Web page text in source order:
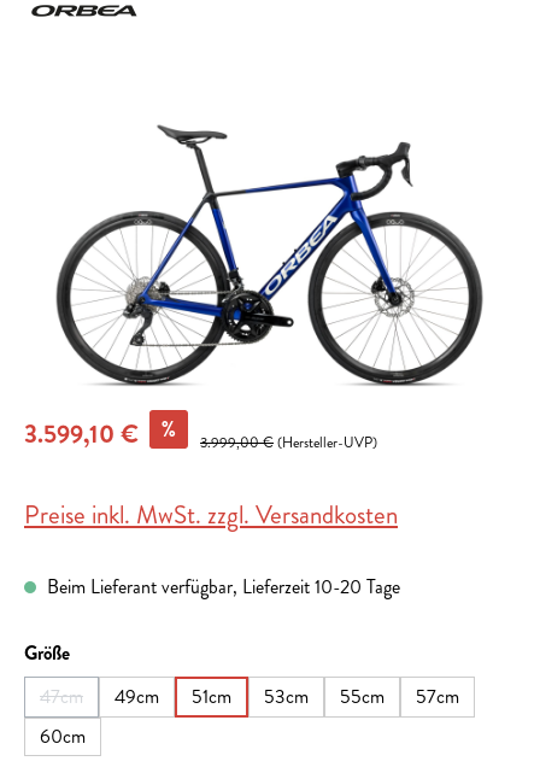
Bildergalerie überspringen
3.599,10 € % 3.999,00 €(Hersteller-UVP)
Preise inkl. MwSt. zzgl. Versandkosten
Beim Lieferant verfügbar, Lieferzeit 10-20 Tage
Größeauswählen
47cm
(Diese Option ist zurzeit nicht verfügbar.)
49cm 51cm 53cm 55cm
57cm
60cm